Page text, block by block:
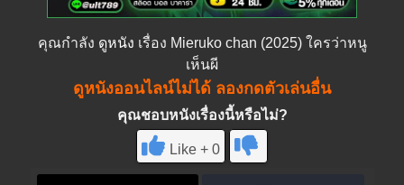
คุณกำลัง ดูหนัง เรื่อง Mieruko chan (2025) ใครว่าหนู
เห็นผี
ดูหนังออนไลน์ไม่ได้ ลองกดตัวเล่นอื่น
คุณชอบหนังเรื่องนี้หรือไม่?
Like + 0